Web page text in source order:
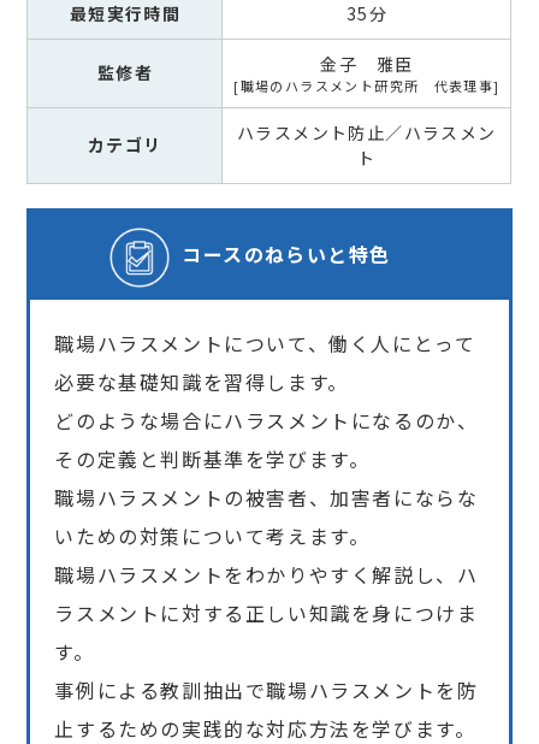
最短実行時間 35分
監修者 金子 雅臣
職場のハラスメント研究所 代表理事
カテゴリ
ハラスメント防止／ハラスメン
ト
コースのねらいと特色
職場ハラスメントについて、働く人にとって
必要な基礎知識を習得します。
どのような場合にハラスメントになるのか、
その定義と判断基準を学びます。
職場ハラスメントの被害者、加害者にならな
いための対策について考えます。
職場ハラスメントをわかりやすく解説し、ハ
ラスメントに対する正しい知識を身につけま
す。
事例による教訓抽出で職場ハラスメントを防
止するための実践的な対応方法を学びます。